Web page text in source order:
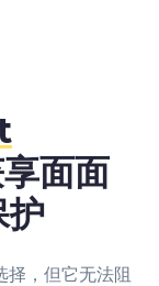
择，但它无法阻
享面面
护